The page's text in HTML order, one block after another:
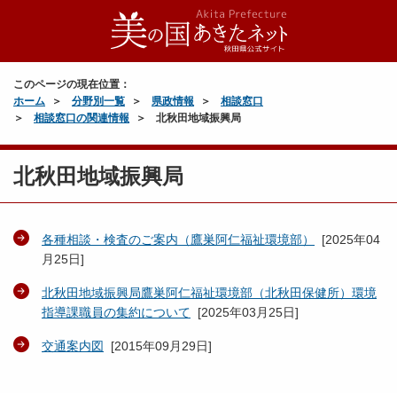
このページの現在位置：
ホーム
分野別一覧 県政情報
相談窓口
相談窓口の関連情報
北秋田地域振興局
北秋田地域振興局
各種相談・検査のご案内（鷹巣阿仁福祉環境部） [2025年04
月25日]
北秋田地域振興局鷹巣阿仁福祉環境部（北秋田保健所）環境
指導課職員の集約について [2025年03月25日]
交通案内図 [2015年09月29日]